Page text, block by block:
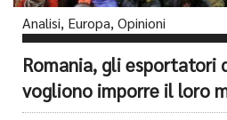
Analisi, Europa, Opinioni
Romania, gli esportatori
vogliono imporre il loro